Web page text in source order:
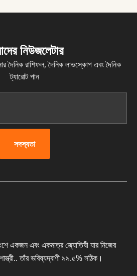
নিউজলেটার
দৈনিক রাশিফল, দৈনিক লাভস্কোপ এবং দৈনিক
ট্যারোট পান
সদস্যতা
একজন এবং একমাত্র জ্যোতিষী যার নিজের
তাঁর ভবিষ্যদ্বাণী ৯৯.৫% সঠিক।